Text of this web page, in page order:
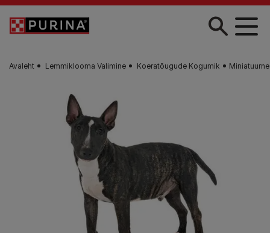
Liigu edasi põhisisu juurde
Avaleht Lemmiklooma Valimine Koeratõugude Kogumik